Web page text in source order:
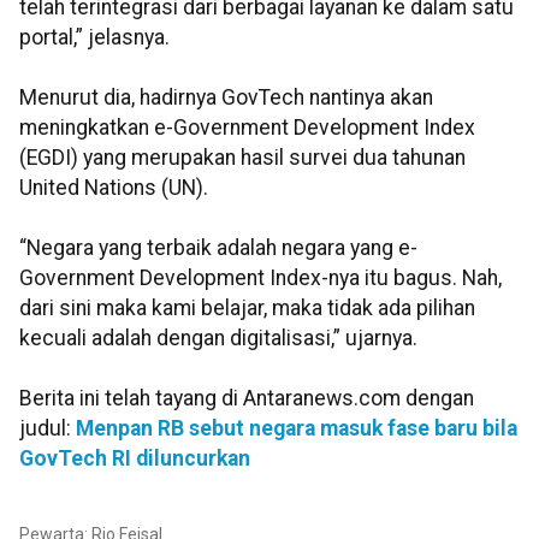
telah terintegrasi dari berbagai layanan ke dalam satu
portal,” jelasnya.
Menurut dia, hadirnya GovTech nantinya akan
meningkatkan e-Government Development Index
(EGDI) yang merupakan hasil survei dua tahunan
United Nations (UN).
“Negara yang terbaik adalah negara yang e-
Government Development Index-nya itu bagus. Nah,
dari sini maka kami belajar, maka tidak ada pilihan
kecuali adalah dengan digitalisasi,” ujarnya.
Berita ini telah tayang di Antaranews.com dengan
judul: Menpan RB sebut negara masuk fase baru bila
GovTech RI diluncurkan
Pewarta: Rio Feisal